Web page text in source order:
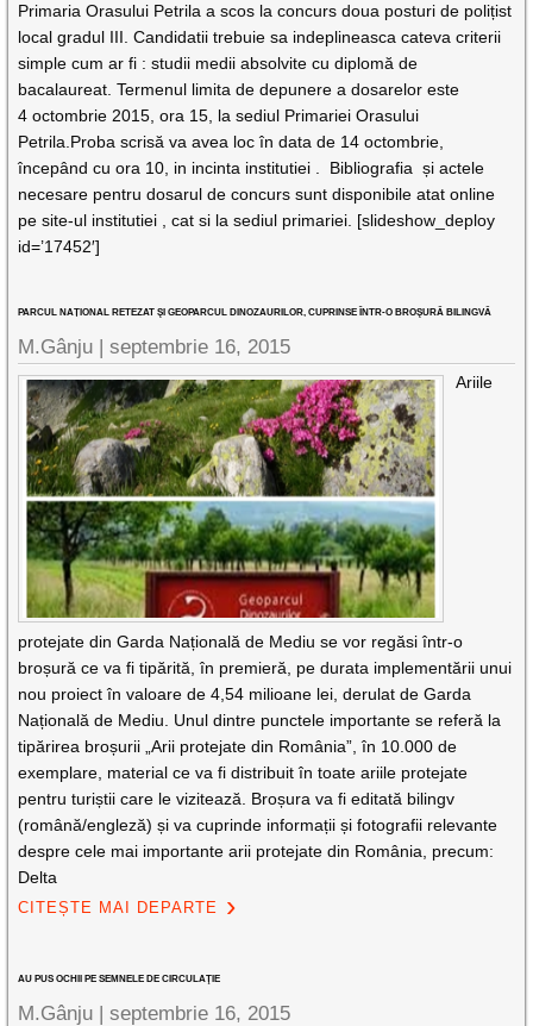
Primaria Orasului Petrila a scos la concurs doua posturi de polițist
local gradul III. Candidatii trebuie sa indeplineasca cateva criterii
simple cum ar fi : studii medii absolvite cu diplomă de
bacalaureat. Termenul limita de depunere a dosarelor este
4 octombrie 2015, ora 15, la sediul Primariei Orasului
Petrila.Proba scrisă va avea loc în data de 14 octombrie,
începând cu ora 10, in incinta institutiei . Bibliografia și actele
necesare pentru dosarul de concurs sunt disponibile atat online
pe site-ul institutiei , cat si la sediul primariei. [slideshow_deploy
id=’17452′]
PARCUL NAȚIONAL RETEZAT ŞI GEOPARCUL DINOZAURILOR, CUPRINSE ÎNTR-O BROŞURĂ BILINGVĂ
M.Gânju |septembrie 16, 2015
Ariile
protejate din Garda Națională de Mediu se vor regăsi într-o
broșură ce va fi tipărită, în premieră, pe durata implementării unui
nou proiect în valoare de 4,54 milioane lei, derulat de Garda
Națională de Mediu. Unul dintre punctele importante se referă la
tipărirea broșurii „Arii protejate din România”, în 10.000 de
exemplare, material ce va fi distribuit în toate ariile protejate
pentru turiștii care le vizitează. Broșura va fi editată bilingv
(română/engleză) și va cuprinde informații și fotografii relevante
despre cele mai importante arii protejate din România, precum:
Delta
CITEȘTE MAI DEPARTE
AU PUS OCHII PE SEMNELE DE CIRCULAŢIE
M.Gânju |septembrie 16, 2015